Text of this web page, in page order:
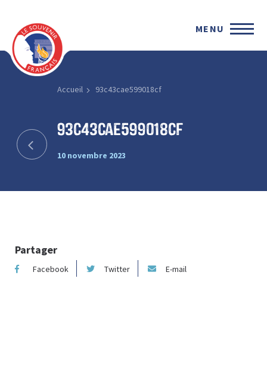
MENU
Accueil 93c43cae599018cf
93c43cae599018cf
10 novembre 2023
Partager
Facebook Twitter E-mail